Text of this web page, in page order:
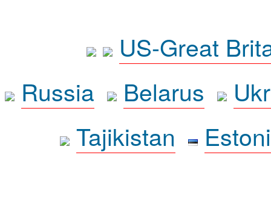
US-Great
Russia
Belarus
Tajikistan